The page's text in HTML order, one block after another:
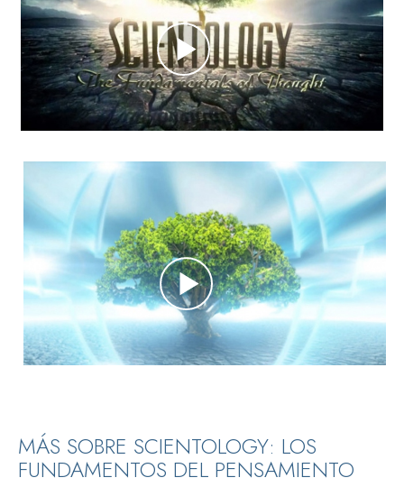
MÁS SOBRE SCIENTOLOGY: LOS
FUNDAMENTOS DEL PENSAMIENTO